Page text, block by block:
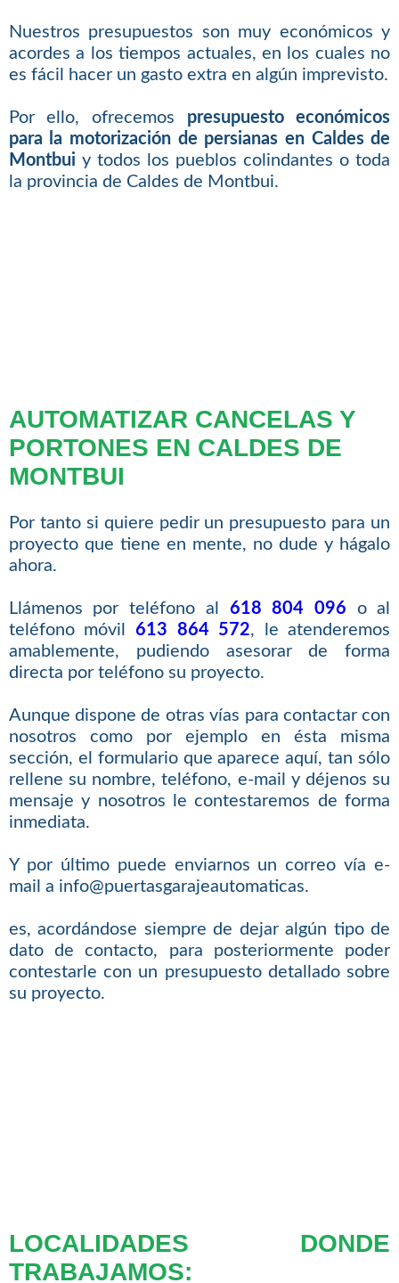
Nuestros presupuestos son muy económicos y
acordes a los tiempos actuales, en los cuales no
es fácil hacer un gasto extra en algún imprevisto.
Por ello, ofrecemos presupuesto económicos
para la motorización de persianas en Caldes de
Montbui y todos los pueblos colindantes o toda
la provincia de Caldes de Montbui.
AUTOMATIZAR CANCELAS Y
PORTONES EN CALDES DE
MONTBUI
Por tanto si quiere pedir un presupuesto para un
proyecto que tiene en mente, no dude y hágalo
ahora.
Llámenos por teléfono al 618 804 096 o al
teléfono móvil 613 864 572, le atenderemos
amablemente, pudiendo asesorar de forma
directa por teléfono su proyecto.
Aunque dispone de otras vías para contactar con
nosotros como por ejemplo en ésta misma
sección, el formulario que aparece aquí, tan sólo
rellene su nombre, teléfono, e-mail y déjenos su
mensaje y nosotros le contestaremos de forma
inmediata.
Y por último puede enviarnos un correo vía e-
mail a info@puertasgarajeautomaticas.
es, acordándose siempre de dejar algún tipo de
dato de contacto, para posteriormente poder
contestarle con un presupuesto detallado sobre
su proyecto.
LOCALIDADES DONDE
TRABAJAMOS: